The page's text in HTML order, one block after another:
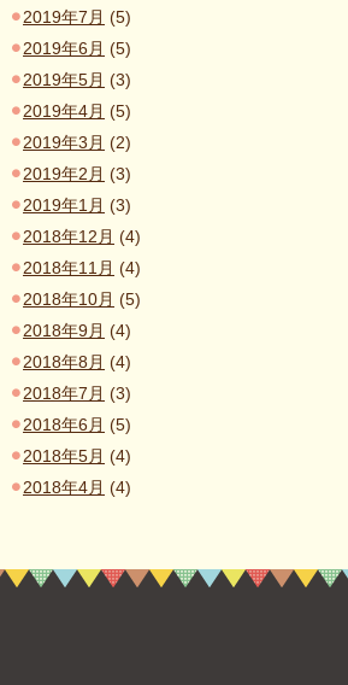
2019年7月 (5)
2019年6月 (5)
2019年5月 (3)
2019年4月 (5)
2019年3月 (2)
2019年2月 (3)
2019年1月 (3)
2018年12月 (4)
2018年11月 (4)
2018年10月 (5)
2018年9月 (4)
2018年8月 (4)
2018年7月 (3)
2018年6月 (5)
2018年5月 (4)
2018年4月 (4)